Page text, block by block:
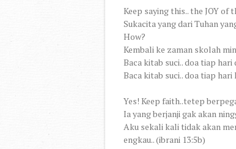
Keep saying this.. the JOY of
Sukacita yang dari Tuhan
How?
Kembali ke zaman skolah
Baca kitab suci.. doa tiap
Baca kitab suci.. doa tiap hari
Yes! Keep faith..tetep
Ia yang berjanji gak akan
Aku sekali kali tidak akan
engkau.. (ibrani 13:5b)